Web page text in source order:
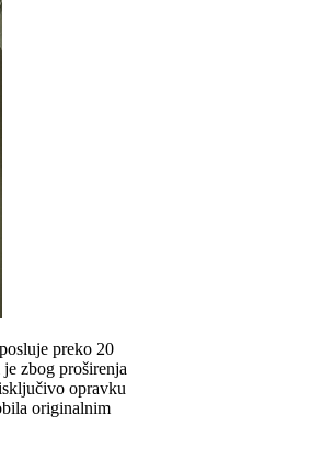
preko 20
zbog proširenja
opravku
originalnim